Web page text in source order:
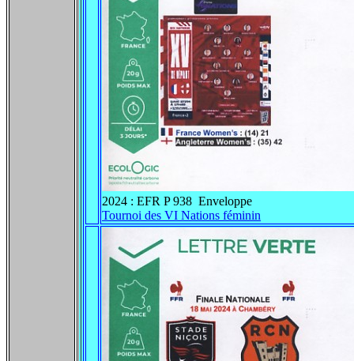
2024 : EFR P 938 Enveloppe
Tournoi des VI Nations féminin